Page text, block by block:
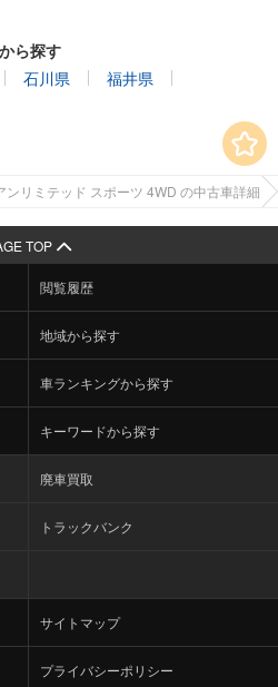
ら探す
石川県
福井県
リミテッド スポーツ 4WD の中古車詳細
TOP
閲覧履歴
地域から探す
車ランキングから探す
キーワードから探す
廃車買取
トラックバンク
サイトマップ
プライバシーポリシー